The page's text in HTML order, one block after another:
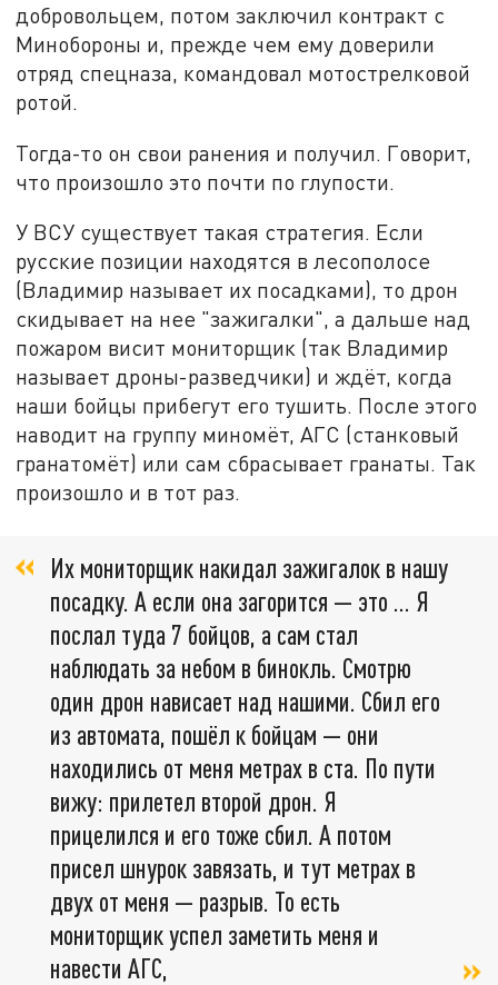
добровольцем, потом заключил контракт с
Минобороны и, прежде чем ему доверили
отряд спецназа, командовал мотострелковой
ротой.
Тогда-то он свои ранения и получил. Говорит,
что произошло это почти по глупости.
У ВСУ существует такая стратегия. Если
русские позиции находятся в лесополосе
(Владимир называет их посадками), то дрон
скидывает на нее "зажигалки", а дальше над
пожаром висит мониторщик (так Владимир
называет дроны-разведчики) и ждёт, когда
наши бойцы прибегут его тушить. После этого
наводит на группу миномёт, АГС (станковый
гранатомёт) или сам сбрасывает гранаты. Так
произошло и в тот раз.
Их мониторщик накидал зажигалок в нашу
посадку. А если она загорится — это ... Я
послал туда 7 бойцов, а сам стал
наблюдать за небом в бинокль. Смотрю
один дрон нависает над нашими. Сбил его
из автомата, пошёл к бойцам — они
находились от меня метрах в ста. По пути
вижу: прилетел второй дрон. Я
прицелился и его тоже сбил. А потом
присел шнурок завязать, и тут метрах в
двух от меня — разрыв. То есть
мониторщик успел заметить меня и
навести АГС,